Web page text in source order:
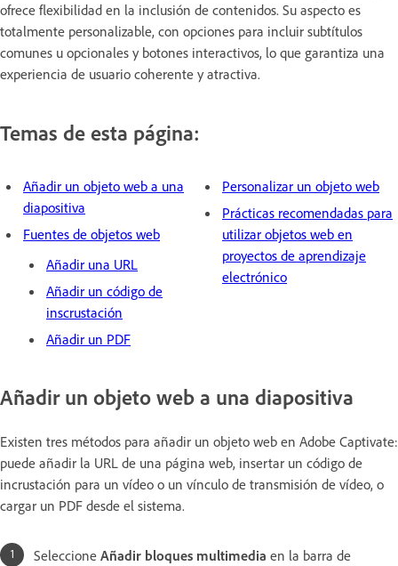
ofrece flexibilidad en la inclusión de contenidos. Su aspecto es
totalmente personalizable, con opciones para incluir subtítulos
comunes u opcionales y botones interactivos, lo que garantiza una
experiencia de usuario coherente y atractiva.
Temas de esta página:
Añadir un objeto web a una
diapositiva
Fuentes de objetos web
Añadir una URL
Añadir un código de
inscrustación
Añadir un PDF
Personalizar un objeto web
Prácticas recomendadas para
utilizar objetos web en
proyectos de aprendizaje
electrónico
Añadir un objeto web a una diapositiva
Existen tres métodos para añadir un objeto web en Adobe Captivate:
puede añadir la URL de una página web, insertar un código de
incrustación para un vídeo o un vínculo de transmisión de vídeo, o
cargar un PDF desde el sistema.
Seleccione Añadir bloques multimedia en la barra de